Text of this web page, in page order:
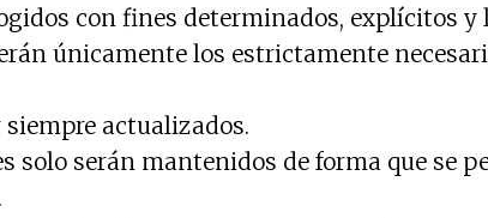
con fines determinados, explícitos y
únicamente los estrictamente
actualizados.
solo serán mantenidos de forma que se